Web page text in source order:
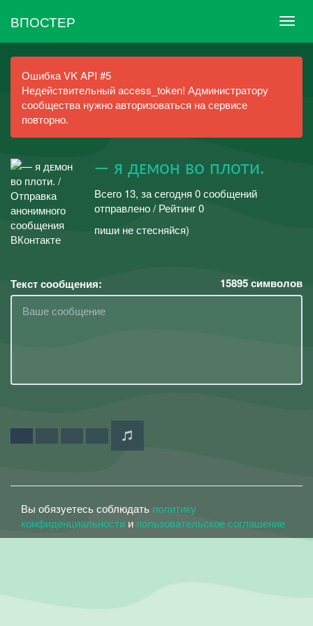
ВПОСТЕР
Ошибка VK API #5
Недействительный access_token! Администратору
сообщества нужно авторизоваться на сервисе
повторно.
— я дᴇмоʜ во плоти.
Всего 13, за сегодня 0 сообщений
отправлено / Рейтинг 0
пиши не стесняйся)
Текст сообщения: 15895символов
Вы обязуетесь соблюдать политику
конфиденциальности и пользовательское соглашение